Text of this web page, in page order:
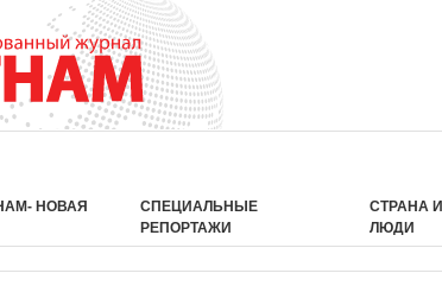
НОВАЯ
СПЕЦИАЛЬНЫЕ
РЕПОРТАЖИ
СТРАНА И
ЛЮДИ